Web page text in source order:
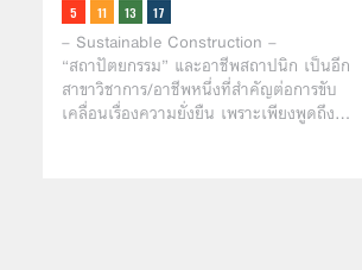
– Sustainable Construction –
“สถาปัตยกรรม” และอาชีพสถาปนิก เป็นอีก
สาขาวิชาการ/อาชีพหนึ่งที่สำคัญต่อการขับ
เคลื่อนเรื่องความยั่งยืน เพราะเพียงพูดถึง…